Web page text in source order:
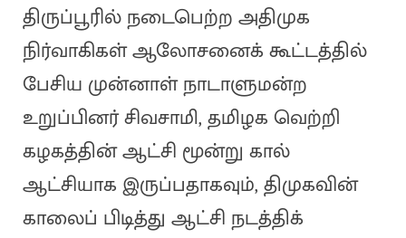
திருப்பூரில் நடைபெற்ற அதிமுக
நிர்வாகிகள் ஆலோசனைக் கூட்டத்தில்
பேசிய முன்னாள் நாடாளுமன்ற
உறுப்பினர் சிவசாமி, தமிழக வெற்றி
கழகத்தின் ஆட்சி மூன்று கால்
ஆட்சியாக இருப்பதாகவும், திமுகவின்
காலைப் பிடித்து ஆட்சி நடத்திக்